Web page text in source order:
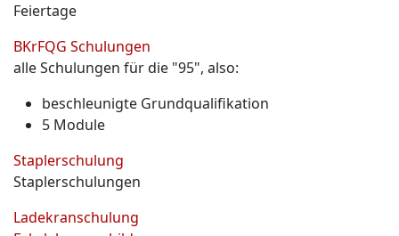
Feiertage
BKrFQG Schulungen
alle Schulungen für die "95", also:
beschleunigte Grundqualifikation
5 Module
Staplerschulung
Staplerschulungen
Ladekranschulung